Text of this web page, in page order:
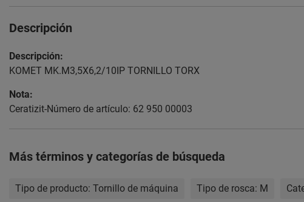
Descripción
Descripción:
KOMET MK.M3,5X6,2/10IP TORNILLO TORX
Nota:
Ceratizit-Número de artículo: 62 950 00003
Más términos y categorías de búsqueda
Tipo de producto: Tornillo de máquina Tipo de rosca: M